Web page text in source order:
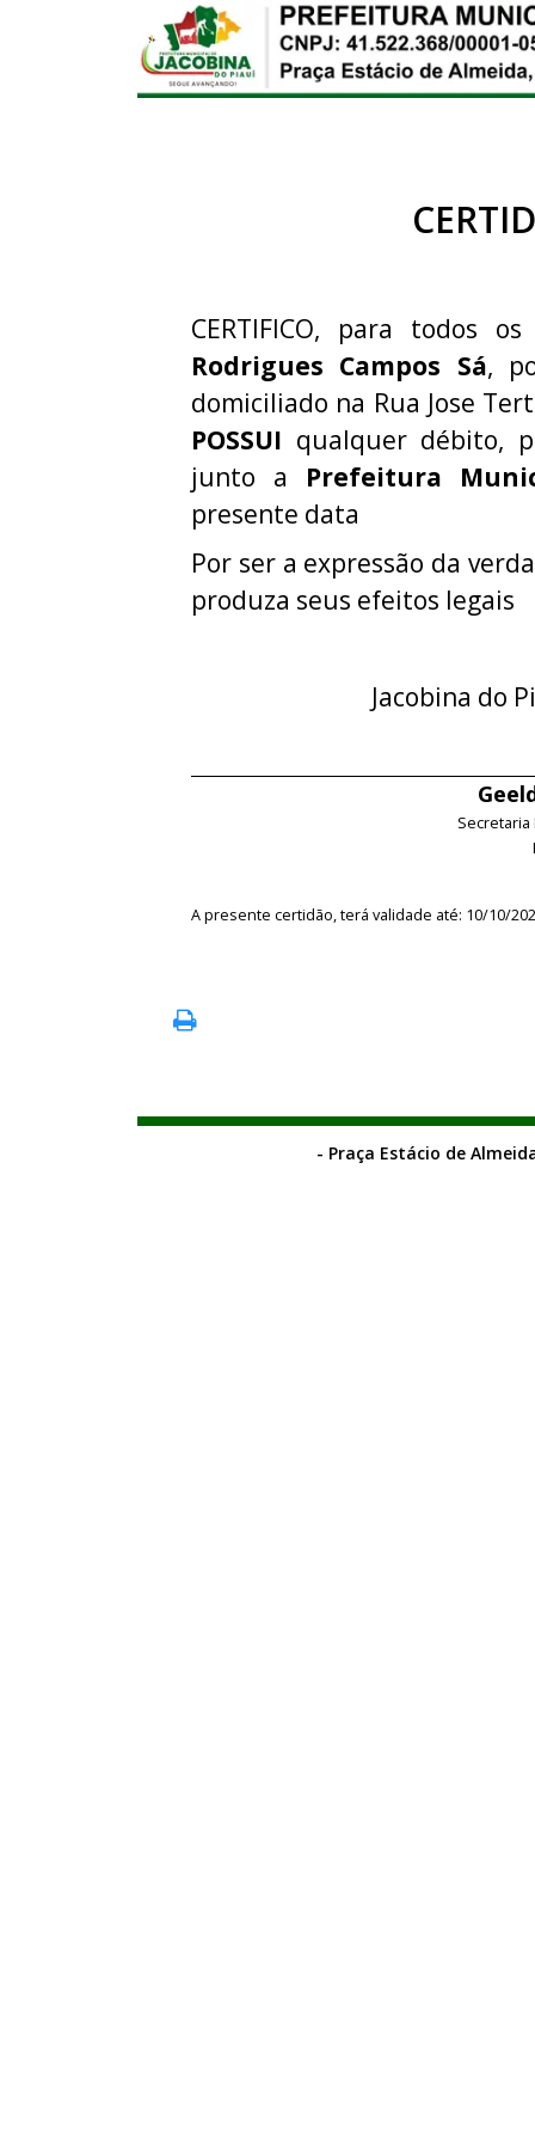
CERTIFICO, para todos
Rodrigues Campos Sá,
domiciliado na Rua Jose
POSSUI qualquer débito,
junto a Prefeitura
presente data
Por ser a expressão da
produza seus efeitos legais
Jacobina do
A presente certidão, terá validade até: 10/10/
- Praça Estácio de